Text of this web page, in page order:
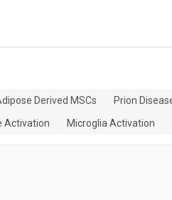
Derived MSCs Prion
Activation Microglia Activation